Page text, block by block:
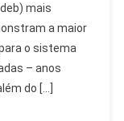
mais
a maior
o sistema
– anos
do […]